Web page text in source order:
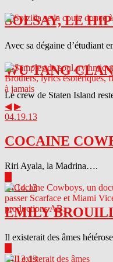
SOLSAY, LE
Avec sa dégaine d’étudiant
WU TANG
Le crew de Staten Island
◀ ▶
04.19.13
COCAINE
Riri Ayala, la Madrina….
04.14.13
EMILY
Il existerait des âmes
04.13.13